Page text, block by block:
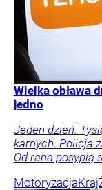
Wielka obława
jedno
Jeden dzień.
karnych. Policja
Od rana posypią
MotoryzacjaKraj